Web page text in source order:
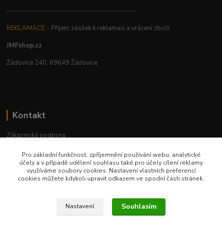
--------------------------------------------
REKLAMACE - Příjem zásilek k reklamaci a vrácení zboží
JMFshop.cz
Žádovice 240, 69649 Žádovice
Kontakt
Zákaznická podpora
Po-Pá, 9-18 hod.
jmfshop@email.cz
Pro základní funkčnost, zpříjemnění používání webu, analytické
účely a v případě udělení souhlasu také pro účely cílení reklamy
využíváme soubory cookies. Nastavení vlastních preferencí
cookies můžete kdykoli upravit odkazem ve spodní části stránek.
Nastavení Souhlasím